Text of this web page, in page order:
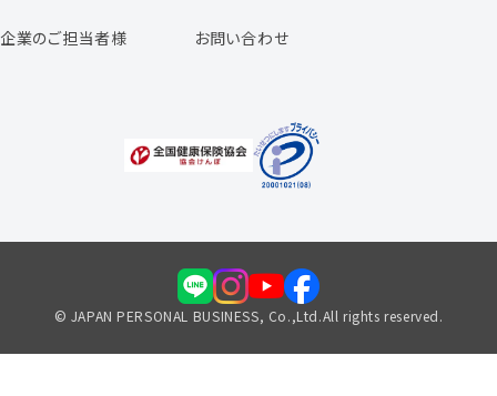
福利厚生のご案内
企業のご担当者様 お問い合わせ
© JAPAN PERSONAL BUSINESS, Co.,Ltd.All rights reserved.